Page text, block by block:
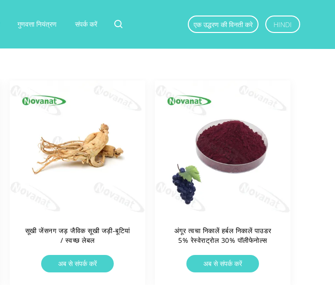
गुणवत्ता नियंत्रण संपर्क करें एक उद्धरण की विनती करे HINDI
सूखी जेंसनग जड़ जैविक सूखी जड़ी-बूटियां
/ स्वच्छ लेबल
अब से संपर्क करें
अंगूर त्वचा निकालें हर्बल निकालें पाउडर
5% रेस्वेराट्रोल 30% पॉलीफेनोल्स
अब से संपर्क करें